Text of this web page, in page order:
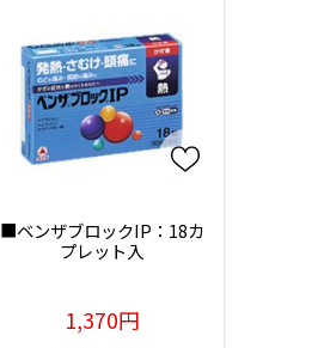
■ベンザブロックIP：18カ
プレット入
1,370円